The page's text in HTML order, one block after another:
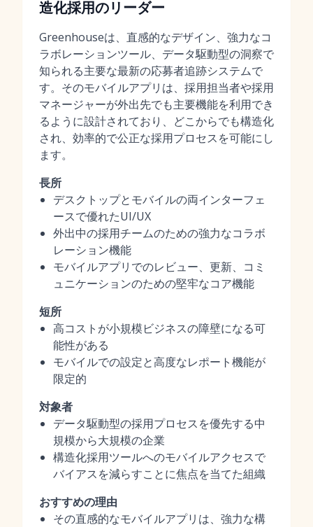
造化採用のリーダー
Greenhouseは、直感的なデザイン、強力なコ
ラボレーションツール、データ駆動型の洞察で
知られる主要な最新の応募者追跡システムで
す。そのモバイルアプリは、採用担当者や採用
マネージャーが外出先でも主要機能を利用でき
るように設計されており、どこからでも構造化
され、効率的で公正な採用プロセスを可能にし
ます。
長所
デスクトップとモバイルの両インターフェ
ースで優れたUI/UX
外出中の採用チームのための強力なコラボ
レーション機能
モバイルアプリでのレビュー、更新、コミ
ュニケーションのための堅牢なコア機能
短所
高コストが小規模ビジネスの障壁になる可
能性がある
モバイルでの設定と高度なレポート機能が
限定的
対象者
データ駆動型の採用プロセスを優先する中
規模から大規模の企業
構造化採用ツールへのモバイルアクセスで
バイアスを減らすことに焦点を当てた組織
おすすめの理由
その直感的なモバイルアプリは、強力な構